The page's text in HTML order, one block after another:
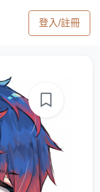
登入/註冊